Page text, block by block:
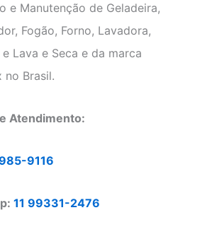
e Manutenção de Geladeira,
Fogão, Forno, Lavadora,
Lava e Seca e da marca
no Brasil.
Atendimento:
9116
11 99331-2476